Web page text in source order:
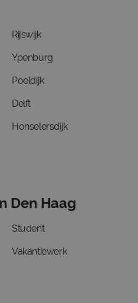
Rijswijk
Ypenburg
Poeldijk
Delft
Honselersdijk
Den Haag
Student
Vakantiewerk